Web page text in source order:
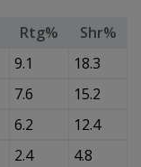
Rtg%
Shr%
9.1
18.3
7.6
15.2
6.2
12.4
2.4
4.8